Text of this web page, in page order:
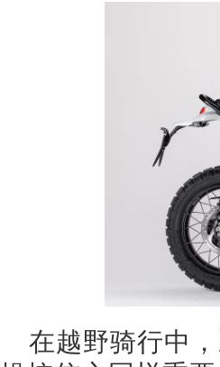
在越野骑行中